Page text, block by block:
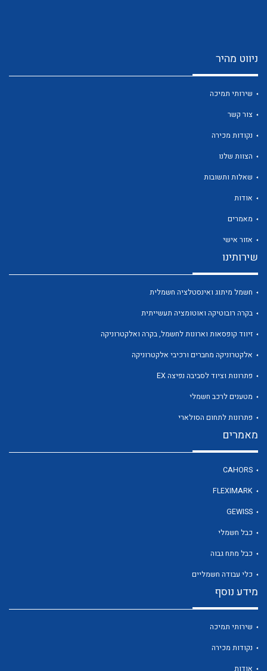
לכל מוצרי היצרן
לכל מוצרי היצרן
ניווט מהיר
שירותי תמיכה
צור קשר
נקודות מכירה
הצוות שלנו
שאלות ותשובות
אודות
מאמרים
אזור אישי
שירותינו
חשמל מיתוג ואינסטלציה חשמלית
בקרה רובוטיקה ואוטומציה תעשייתית
זיווד קופסאות וארונות לחשמל, בקרה ואלקטרוניקה
אלקטרוניקה מחברים ורכיבי אלקטרוניקה
פתרונות וציוד לסביבה נפיצה EX
מטענים לרכב חשמלי
פתרונות לתחום הסולארי
מאמרים
CAHORS
FLEXIMARK
GEWISS
כבל חשמלי
כבל מתח גבוה
כלי עבודה חשמליים
מידע נוסף
שירותי תמיכה
נקודות מכירה
אודות